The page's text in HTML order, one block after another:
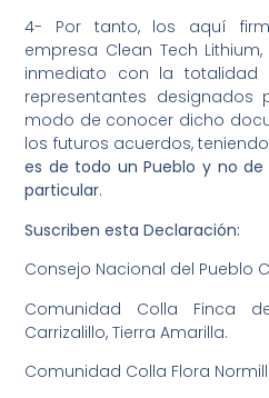
4- Por tanto, los aquí
empresa Clean Tech
inmediato con la totalidad
representantes designados
modo de conocer dicho
los futuros acuerdos,
es de todo un Pueblo y no
particular.
Suscriben esta Declaración:
Consejo Nacional del Pueblo
Comunidad Colla Finca
Carrizalillo, Tierra Amarilla.
Comunidad Colla Flora